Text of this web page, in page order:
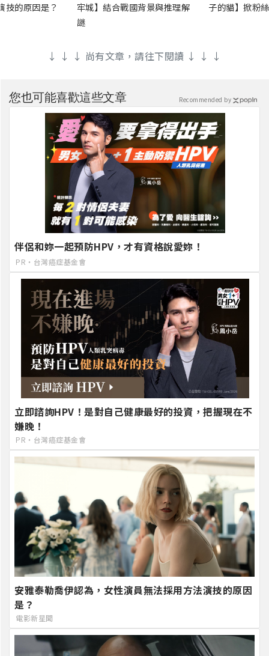
技的原因是？
牢城】結合戰國背景與推理解
謎
子的貓】掀粉
↓ ↓ ↓ 尚有文章，請往下閱讀 ↓ ↓ ↓
您也可能喜歡這些文章
伴侶和妳一起預防HPV，才有資格說愛妳！
PR・台灣癌症基金會
立即諮詢HPV！是對自己健康最好的投資，把握現在不
嫌晚！
PR・台灣癌症基金會
安雅泰勒喬伊認為，女性演員無法採用方法演技的原因
是？
電影新星聞
Recommended by